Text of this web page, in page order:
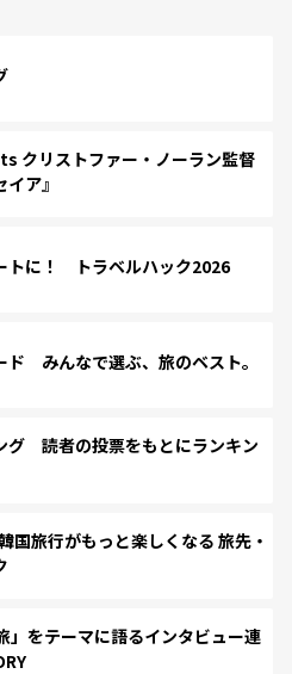
クリストファー・ノーラン監督
ア』
トに！ トラベルハック2026
ド みんなで選ぶ、旅のベスト。
グ 読者の投票をもとにランキン
旅行がもっと楽しくなる 旅先・
」をテーマに語るインタビュー連